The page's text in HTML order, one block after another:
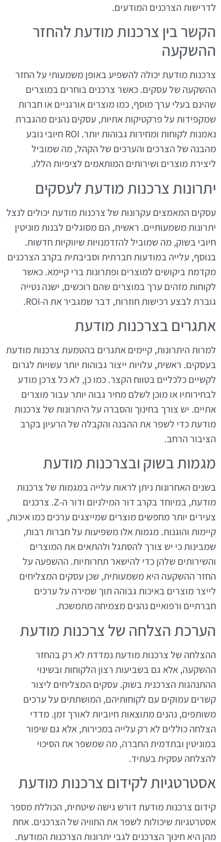
לדרישות הצרכנים המודעים.
הקשר בין צרכנות מודעת להחזר
ההשקעה
צרכנות מודעת יכולה להשפיע באופן משמעותי על החזר
ההשקעה של עסקים. כאשר צרכנים בוחרים במוצרים
שהינם בעלי ערך מוסף, כמו מוצרים אורגניים או חברות
שמקפידות על פרקטיקות אתיות, עסקים נהנים מהגברת
נאמנות לקוחות ומחירות גבוהות יותר. ROI חיובי נובע
מהבנה של הצרכים והערכים של הקהל, מה שמוביל
ליצירת מוצרים ושירותים המותאמים לציפיות הללו.
יתרונות צרכנות מודעת לעסקים
עסקים המאמצים עקרונות של צרכנות מודעת יכולים לנצל
יתרונות משמעותיים. ראשית, הם מסוגלים לבנות מוניטין
חיובי בשוק, מה שמוביל להזדמנויות שיווקיות חדשות.
בנוסף, עלייה במודעות חברתית וסביבתית בקרב הצרכנים
מקדמת ביקושים למוצרים ופתרונות ברי קיימא. כאשר
לקוחות מזהים ערך במוצרים שהם רוכשים, ישנה נטייה
גוברת לבצע רכישות חוזרות, דבר שמגביר את ה-ROI.
אתגרים בצרכנות מודעת
למרות היתרונות, קיימים אתגרים בהטמעת צרכנות מודעת
בעסקים. ראשית, עלויות ייצור גבוהות יותר עשויות לגרום
לקשיים כלכליים בטווח הקצר. כמו כן, לא כל צרכן מודע
לבחירותיו או מוכן לשלם מחיר גבוה יותר עבור מוצרים
אתיים. יש צורך בחינוך והסברה על היתרונות של צרכנות
מודעת כדי לשפר את ההבנה והקבלה של הרעיון בקרב
הציבור הרחב.
מגמות בשוק ובצרכנות מודעת
בשנים האחרונות ניתן לראות עלייה במגמות של צרכנות
מודעת, במיוחד בקרב דור המילניום ודור ה-Z. צרכנים
צעירים יותר מחפשים מוצרים שמייצגים ערכים כמו איכות,
קיימות והוגנות. מגמות אלו משפיעות על חברות רבות,
שמבינות כי יש צורך להסתגל ולהתאים את המוצרים
והשירותים שלהן כדי להישאר תחרותיות. ההשפעה על
החזר ההשקעה היא משמעותית, שכן עסקים המצליחים
לייצר מוצרים באיכות גבוהה תוך שמירה על ערכים
חברתיים ורפואיים נהנים מצמיחה מתמשכת.
הערכת הצלחה של צרכנות מודעת
ההצלחה של צרכנות מודעת נמדדת לא רק בהחזר
ההשקעה, אלא גם בשביעות רצון הלקוחות ובשינוי
ההתנהגות הצרכנית בשוק. עסקים המצליחים ליצור
קשרים עמוקים עם לקוחותיהם, המושתתים על ערכים
משותפים, נהנים מתוצאות חיוביות לאורך זמן. מדדי
הצלחה כוללים לא רק עלייה במכירות, אלא גם שיפור
במוניטין ובתדמית החברה, מה שמשפר את הסיכוי
להצלחה עסקית בעתיד.
אסטרטגיות לקידום צרכנות מודעת
קידום צרכנות מודעת דורש גישה שיטתית, הכוללת מספר
אסטרטגיות שיכולות לשפר את החוויה של הצרכנים. אחת
מהן היא חינוך הצרכנים לגבי יתרונות הצרכנות המודעת.